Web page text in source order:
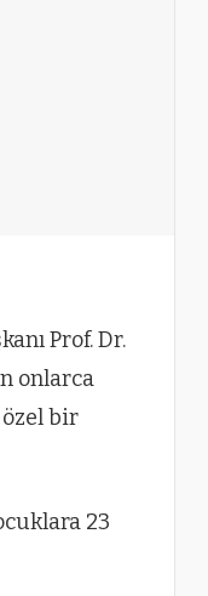
Prof. Dr.
onlarca
bir